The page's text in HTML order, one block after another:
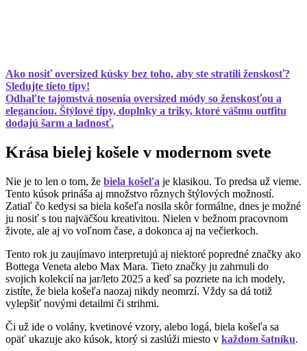
Ako nosiť oversized kúsky bez toho, aby ste stratili ženskosť?
Sledujte tieto tipy!
Odhaľte tajomstvá nosenia oversized módy so ženskosťou a
eleganciou. Štýlové tipy, doplnky a triky, ktoré vášmu outfitu
dodajú šarm a ladnosť.
Krása bielej košele v modernom svete
Nie je to len o tom, že biela košeľa je klasikou. To predsa už vieme.
Tento kúsok prináša aj množstvo rôznych štýlových možností.
Zatiaľ čo kedysi sa biela košeľa nosila skôr formálne, dnes je možné
ju nosiť s tou najväčšou kreativitou. Nielen v bežnom pracovnom
živote, ale aj vo voľnom čase, a dokonca aj na večierkoch.
Tento rok ju zaujímavo interpretujú aj niektoré popredné značky ako
Bottega Veneta alebo Max Mara. Tieto značky ju zahrnuli do
svojich kolekcií na jar/leto 2025 a keď sa pozriete na ich modely,
zistíte, že biela košeľa naozaj nikdy neomrzí. Vždy sa dá totiž
vylepšiť novými detailmi či strihmi.
Či už ide o volány, kvetinové vzory, alebo logá, biela košeľa sa
opäť ukazuje ako kúsok, ktorý si zaslúži miesto v každom šatníku.